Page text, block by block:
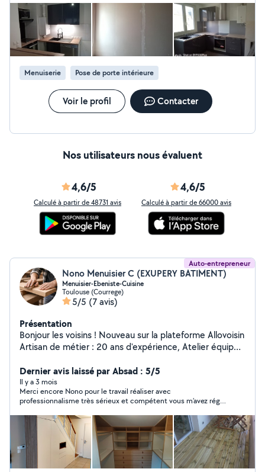
cassés, les joints inadéquats. Il a déposé ces déchets (plaque
de placo) issus d’une autre prestation qu’il a laissé dans mon
jardin. Une fois payé, il a manqué de respect, annulé les rendez-
vous. Je ne peux pas tout détailler ici, mais j’ai des photos qui
prouvent son travail mal fait. Je vous laisse juger, mais je vais
signaler tout cela Mr Lecat Anaël, car il ne respecte pas ses
engagements.
Menuiserie
Pose de porte intérieure
Voir le profil Contacter
Nos utilisateurs nous évaluent
4,6/5
Calculé à partir de 48731 avis
4,6/5
Calculé à partir de 66000 avis
Auto-entrepreneur
Nono Menuisier C (EXUPERY BATIMENT)
Menuisier-Ebeniste-Cuisine
Toulouse (Courrege)
5/5 (7 avis)
Présentation
Bonjour les voisins ! Nouveau sur la plateforme Allovoisin
Artisan de métier : 20 ans d'expérience, Atelier équipé
propose un travail pro à de vrais prix d'entraide. Je vous
propose: -Menuiserie sur mesure : Portes, galandages,
verrières, meubles et tables . -Aménagement : Pose de
cuisine complète, Aménagement d' intérieur optimisé,
placo, bandes à joint, parquet. - Travaux généraux :
Démolition, peinture, élec et plomberie. Le bon plan : Je
peux fabriquer vos projets en bois de réemploi (via un
partenariat avec une recyclerie toulousaine) pour un
tarif défiant toute concurrence ! Menuisier de Toulouse
Dernier avis laissé par Absad : 5/5
Il y a 3 mois
Merci encore Nono pour le travail réaliser avec
professionnalisme très sérieux et compétent vous m’avez réglé
fait soit par un professionnel de la menuiserie il y’a pas photo
Nono très professionnel ça se voit qu’il fait son travail avec
passion je comprends c’est une personne que je recommande
Merci encore à vous